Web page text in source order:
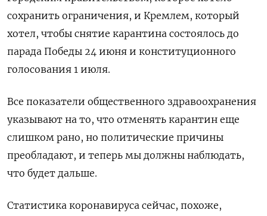
сохранить ограничения, и Кремлем, который
хотел, чтобы снятие карантина состоялось до
парада Победы 24 июня и конституционного
голосования 1 июля.
Все показатели общественного здравоохранения
указывают на то, что отменять карантин еще
слишком рано, но политические причины
преобладают, и теперь мы должны наблюдать,
что будет дальше.
Статистика коронавируса сейчас, похоже,